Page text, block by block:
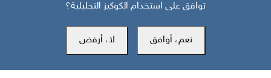
مركز سوث24 للأخبار والدراسات
توافق على استخدام الكوكيز التحليلية؟
نعم، أوافق لا، أرفض